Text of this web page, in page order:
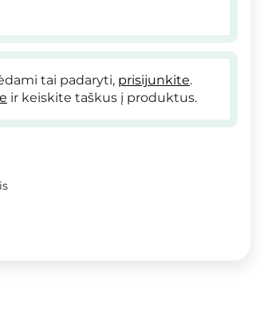
tai padaryti, prisijunkite.
ir keiskite taškus į produktus.